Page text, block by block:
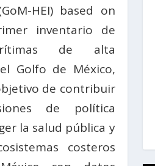
HEI) based on
inventario de
de alta
Golfo de México,
de contribuir
de política
la salud pública y
costeros